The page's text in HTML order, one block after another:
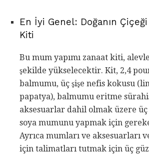
En İyi Genel: Doğanın
Kiti
Bu mum yapımı zanaat kiti,
şekilde yükselecektir. Kit, 2,4
balmumu, üç şişe nefis kokusu
papatya), balmumu eritme
aksesuarlar dahil olmak üzere
soya mumunu yapmak için
Ayrıca mumları ve aksesuarları
için talimatları tutmak için üç